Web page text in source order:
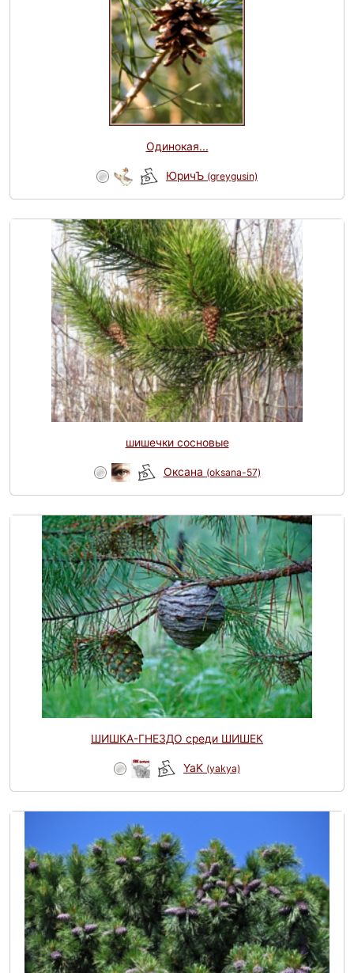
Одинокая...
ЮричЪ (greygusin)
шишечки сосновые
Оксана (oksana-57)
ШИШКА-ГНЕЗДО среди ШИШЕК
YaK (yakya)